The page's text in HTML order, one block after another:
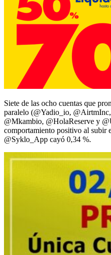
Siete de las ocho cuentas que
paralelo (@Yadio_io,
@Mkambio, @HolaReserve y
comportamiento positivo al subir
@Syklo_App cayó 0,34 %.